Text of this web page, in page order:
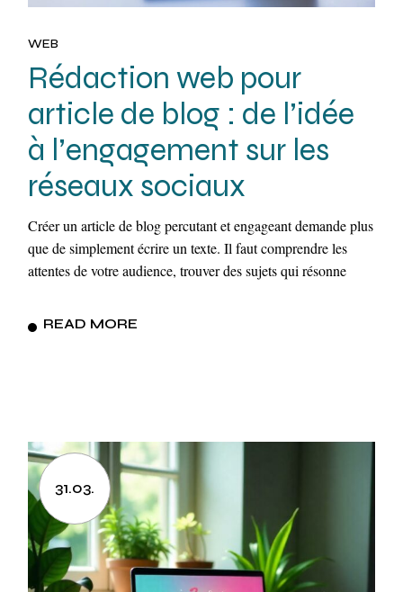
WEB
Rédaction web pour
article de blog : de l’idée
à l’engagement sur les
réseaux sociaux
Créer un article de blog percutant et engageant demande plus
que de simplement écrire un texte. Il faut comprendre les
attentes de votre audience, trouver des sujets qui résonne
READ MORE
31.03.